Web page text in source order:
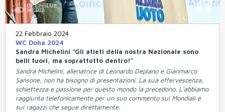
22 Febbraio 2024
WC Doha 2024
Sandra Michelini "Gli atleti della nostra Nazionale sono
belli fuori, ma soprattutto dentro!"
Sandra Michelini, allenatrice di Leonardo Deplano e Gianmarco
Sansone, non ha bisogno di presentazioni. La sua effervescenza,
schiettezza e passione per questo mondo la precedono. L'abbiamo
raggiunta telefonicamente per un suo commento sui Mondiali e
sui ragazzi che segue direttamente.